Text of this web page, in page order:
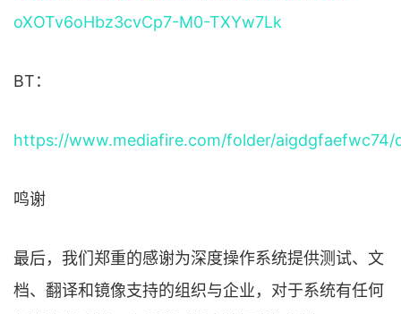
oXOTv6oHbz3cvCp7-M0-TXYw7Lk
BT：
https://www.mediafire.com/folder/aigdgfaefwc74/
鸣谢
最后，我们郑重的感谢为深度操作系统提供测试、文
档、翻译和镜像支持的组织与企业，对于系统有任何